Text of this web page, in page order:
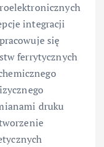
integracji
się
ferrytycznych
druku